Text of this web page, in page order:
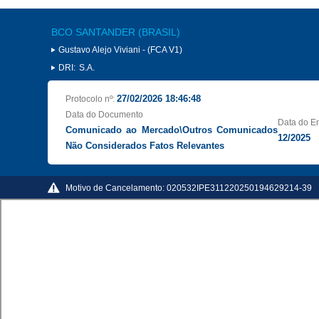
BCO SANTANDER (BRASIL)
Gustavo Alejo Viviani - (FCA V1)
DRI: S.A.
Protocolo nº:27/02/2026 18:46:48
Data do Documento
Comunicado ao Mercado\Outros Comunicados
Não Considerados Fatos Relevantes
Data do
12/2025
Motivo de Cancelamento: 020532IPE311220250194629214-39